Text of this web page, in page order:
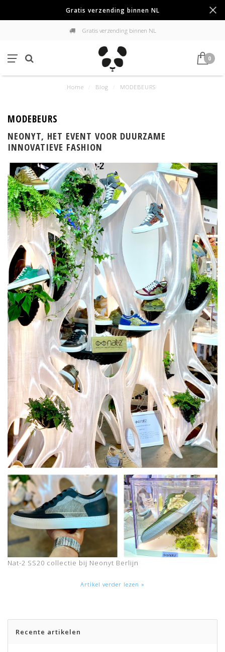
Gratis verzending binnen NL
Gratis verzending binnen NL
0
Home Blog MODEBEURS
MODEBEURS
NEONYT, HET EVENT VOOR DUURZAME
INNOVATIEVE FASHION
Nat-2 SS20 collectie bij Neonyt Berlijn
Artikel verder lezen »
Recente artikelen